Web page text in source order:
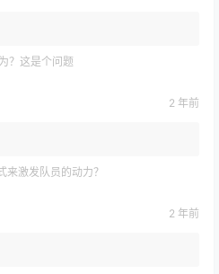
？这是个问题
2 年前
来激发队员的动力？
2 年前